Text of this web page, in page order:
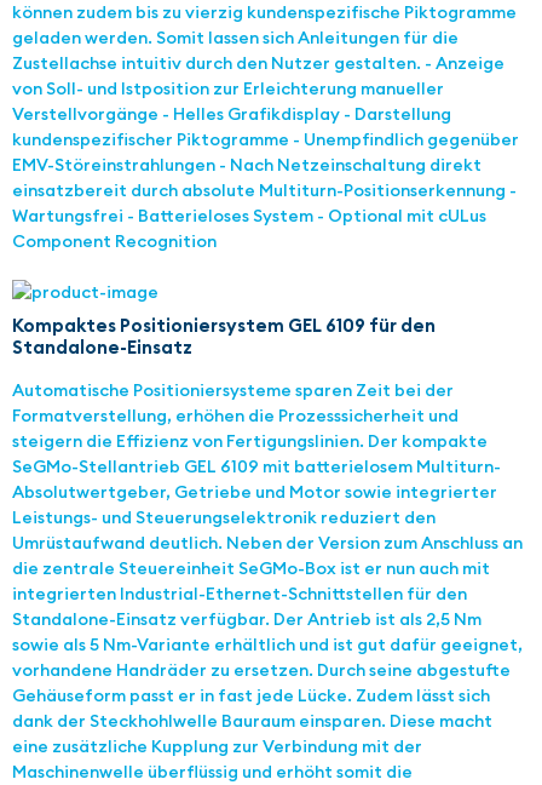
können zudem bis zu vierzig kundenspezifische Piktogramme
geladen werden. Somit lassen sich Anleitungen für die
Zustellachse intuitiv durch den Nutzer gestalten. - Anzeige
von Soll- und Istposition zur Erleichterung manueller
Verstellvorgänge - Helles Grafikdisplay - Darstellung
kundenspezifischer Piktogramme - Unempfindlich gegenüber
EMV-Störeinstrahlungen - Nach Netzeinschaltung direkt
einsatzbereit durch absolute Multiturn-Positionserkennung -
Wartungsfrei - Batterieloses System - Optional mit cULus
Component Recognition
Kompaktes Positioniersystem GEL 6109 für den
Standalone-Einsatz
Automatische Positioniersysteme sparen Zeit bei der
Formatverstellung, erhöhen die Prozesssicherheit und
steigern die Effizienz von Fertigungslinien. Der kompakte
SeGMo-Stellantrieb GEL 6109 mit batterielosem Multiturn-
Absolutwertgeber, Getriebe und Motor sowie integrierter
Leistungs- und Steuerungselektronik reduziert den
Umrüstaufwand deutlich. Neben der Version zum Anschluss an
die zentrale Steuereinheit SeGMo-Box ist er nun auch mit
integrierten Industrial-Ethernet-Schnittstellen für den
Standalone-Einsatz verfügbar. Der Antrieb ist als 2,5 Nm
sowie als 5 Nm-Variante erhältlich und ist gut dafür geeignet,
vorhandene Handräder zu ersetzen. Durch seine abgestufte
Gehäuseform passt er in fast jede Lücke. Zudem lässt sich
dank der Steckhohlwelle Bauraum einsparen. Diese macht
eine zusätzliche Kupplung zur Verbindung mit der
Maschinenwelle überflüssig und erhöht somit die